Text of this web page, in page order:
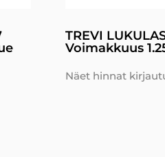
TREVI
Voimakkuus
Näet hinnat